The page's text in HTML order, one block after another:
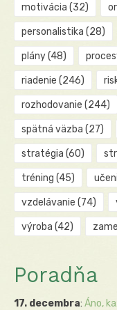
motivácia (32)
personalistika (28)
plány(48)
riadenie (246)
rozhodovanie (244)
spätná väzba (27)
stratégia (60)
tréning (45)
vzdelávanie (74)
výroba (42)
Poradňa
17. decembra: Áno,